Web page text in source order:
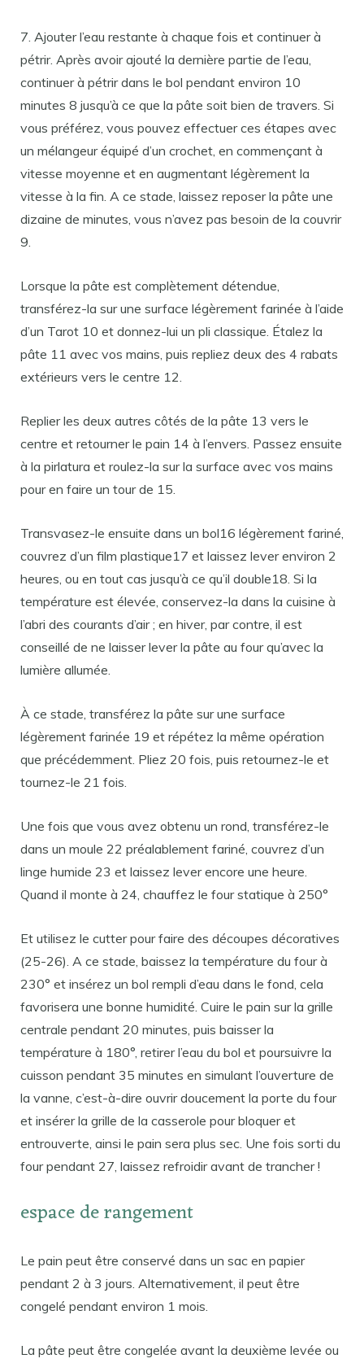
7. Ajouter l’eau restante à chaque fois et continuer à
pétrir. Après avoir ajouté la dernière partie de l’eau,
continuer à pétrir dans le bol pendant environ 10
minutes 8 jusqu’à ce que la pâte soit bien de travers. Si
vous préférez, vous pouvez effectuer ces étapes avec
un mélangeur équipé d’un crochet, en commençant à
vitesse moyenne et en augmentant légèrement la
vitesse à la fin. A ce stade, laissez reposer la pâte une
dizaine de minutes, vous n’avez pas besoin de la couvrir
9.
Lorsque la pâte est complètement détendue,
transférez-la sur une surface légèrement farinée à l’aide
d’un Tarot 10 et donnez-lui un pli classique. Étalez la
pâte 11 avec vos mains, puis repliez deux des 4 rabats
extérieurs vers le centre 12.
Replier les deux autres côtés de la pâte 13 vers le
centre et retourner le pain 14 à l’envers. Passez ensuite
à la pirlatura et roulez-la sur la surface avec vos mains
pour en faire un tour de 15.
Transvasez-le ensuite dans un bol16 légèrement fariné,
couvrez d’un film plastique17 et laissez lever environ 2
heures, ou en tout cas jusqu’à ce qu’il double18. Si la
température est élevée, conservez-la dans la cuisine à
l’abri des courants d’air ; en hiver, par contre, il est
conseillé de ne laisser lever la pâte au four qu’avec la
lumière allumée.
À ce stade, transférez la pâte sur une surface
légèrement farinée 19 et répétez la même opération
que précédemment. Pliez 20 fois, puis retournez-le et
tournez-le 21 fois.
Une fois que vous avez obtenu un rond, transférez-le
dans un moule 22 préalablement fariné, couvrez d’un
linge humide 23 et laissez lever encore une heure.
Quand il monte à 24, chauffez le four statique à 250°
Et utilisez le cutter pour faire des découpes décoratives
(25-26). A ce stade, baissez la température du four à
230° et insérez un bol rempli d’eau dans le fond, cela
favorisera une bonne humidité. Cuire le pain sur la grille
centrale pendant 20 minutes, puis baisser la
température à 180°, retirer l’eau du bol et poursuivre la
cuisson pendant 35 minutes en simulant l’ouverture de
la vanne, c’est-à-dire ouvrir doucement la porte du four
et insérer la grille de la casserole pour bloquer et
entrouverte, ainsi le pain sera plus sec. Une fois sorti du
four pendant 27, laissez refroidir avant de trancher !
espace de rangement
Le pain peut être conservé dans un sac en papier
pendant 2 à 3 jours. Alternativement, il peut être
congelé pendant environ 1 mois.
La pâte peut être congelée avant la deuxième levée ou